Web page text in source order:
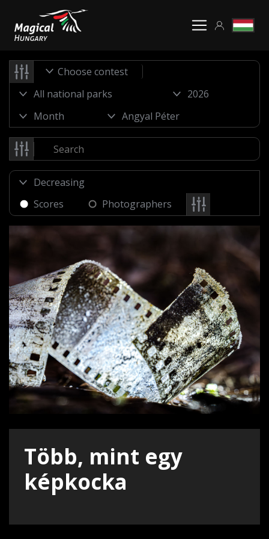
Choose contest
Scores Photographers
Több, mint egy
képkocka